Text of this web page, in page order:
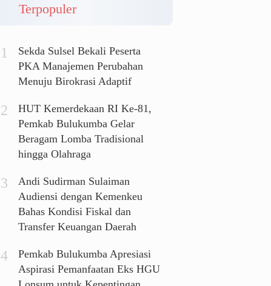
Terpopuler
Sekda Sulsel Bekali Peserta
PKA Manajemen Perubahan
Menuju Birokrasi Adaptif
HUT Kemerdekaan RI Ke-81,
Pemkab Bulukumba Gelar
Beragam Lomba Tradisional
hingga Olahraga
Andi Sudirman Sulaiman
Audiensi dengan Kemenkeu
Bahas Kondisi Fiskal dan
Transfer Keuangan Daerah
Pemkab Bulukumba Apresiasi
Aspirasi Pemanfaatan Eks HGU